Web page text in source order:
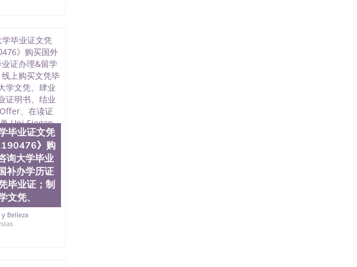
凭、学历
、毕业证
认证学位
大文凭学
Jose State
Jose State
San Jose
）
）文凭
）圣何
）圣 塞州立
立大学
Jose
San Jose
State
）圣
圣何塞州
毕业证文凭
》购
询大学毕业
补办学历证
毕业证；制
文凭、
Belleza